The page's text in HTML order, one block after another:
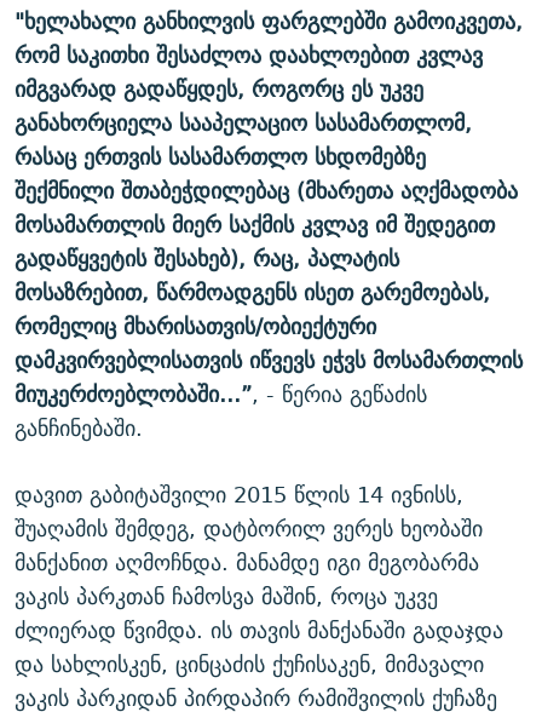
"ხელახალი განხილვის ფარგლებში გამოიკვეთა,
რომ საკითხი შესაძლოა დაახლოებით კვლავ
იმგვარად გადაწყდეს, როგორც ეს უკვე
განახორციელა სააპელაციო სასამართლომ,
რასაც ერთვის სასამართლო სხდომებზე
შექმნილი შთაბეჭდილებაც (მხარეთა აღქმადობა
მოსამართლის მიერ საქმის კვლავ იმ შედეგით
გადაწყვეტის შესახებ), რაც, პალატის
მოსაზრებით, წარმოადგენს ისეთ გარემოებას,
რომელიც მხარისათვის/ობიექტური
დამკვირვებლისათვის იწვევს ეჭვს მოსამართლის
მიუკერძოებლობაში…”, - წერია გეწაძის
განჩინებაში.
დავით გაბიტაშვილი 2015 წლის 14 ივნისს,
შუაღამის შემდეგ, დატბორილ ვერეს ხეობაში
მანქანით აღმოჩნდა. მანამდე იგი მეგობარმა
ვაკის პარკთან ჩამოსვა მაშინ, როცა უკვე
ძლიერად წვიმდა. ის თავის მანქანაში გადაჯდა
და სახლისკენ, ცინცაძის ქუჩისაკენ, მიმავალი
ვაკის პარკიდან პირდაპირ რამიშვილის ქუჩაზე